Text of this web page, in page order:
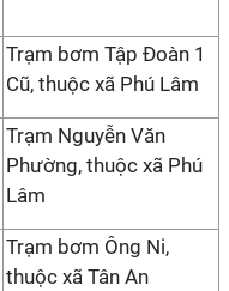
Trạm bơm Tập Đoàn 1
Cũ, thuộc xã Phú Lâm
Trạm Nguyễn Văn
Phường, thuộc xã Phú
Lâm
Trạm bơm Ông Ni,
thuộc xã Tân An